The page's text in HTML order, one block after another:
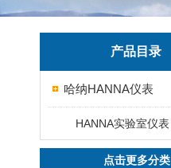
产品目录
哈纳HANNA仪表
HANNA实验室仪表
点击更多分类